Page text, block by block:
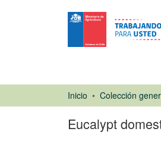
Inicio Colección
Eucalypt